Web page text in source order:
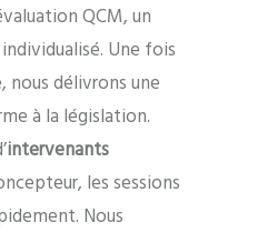
QCM, un
Une fois
nous délivrons une
à la législation.
intervenants
les sessions
Nous